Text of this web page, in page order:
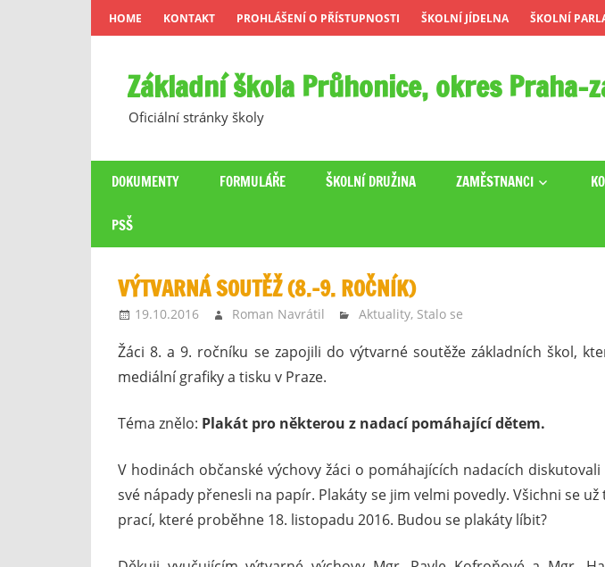
Skip
to
HOME KONTAKT PROHLÁŠENÍ O PŘÍSTUPNOSTI ŠKOLNÍ JÍDELNA ŠKOLNÍ
Základní škola Průhonice, okres Praha-
Oficiální stránky školy
DOKUMENTY FORMULÁŘE ŠKOLNÍ DRUŽINA ZAMĚSTNANCI
PSŠ
VÝTVARNÁ SOUTĚŽ (8.–9. ROČNÍK)
19.10.2016 Roman Navrátil Aktuality, Stalo se
Žáci 8. a 9. ročníku se zapojili do výtvarné soutěže základních škol,
mediální grafiky a tisku v Praze.
Téma znělo: Plakát pro některou z nadací pomáhající dětem.
V hodinách občanské výchovy žáci o pomáhajících nadacích
své nápady přenesli na papír. Plakáty se jim velmi povedly. Všichni se
prací, které proběhne 18. listopadu 2016. Budou se plakáty líbit?